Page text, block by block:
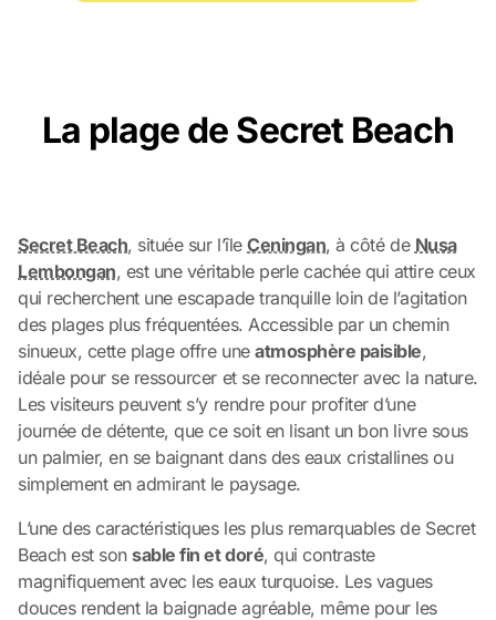
La plage de Secret Beach
Secret Beach, située sur l’îleCeningan, à côté de Nusa
Lembongan, est une véritable perle cachée qui attire ceux
qui recherchent une escapade tranquille loin de l’agitation
des plages plus fréquentées. Accessible par un chemin
sinueux, cette plage offre uneatmosphère paisible,
idéale pour se ressourcer et se reconnecter avec la nature.
Les visiteurs peuvent s’y rendre pour profiter d’une
journée de détente, que ce soit en lisant un bon livre sous
un palmier, en se baignant dans des eaux cristallines ou
simplement en admirant le paysage.
L’une des caractéristiques les plus remarquables de Secret
Beach est sonsable fin et doré, qui contraste
magnifiquement avec les eaux turquoise. Les vagues
douces rendent la baignade agréable, même pour les